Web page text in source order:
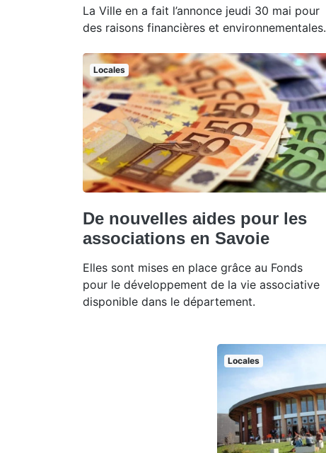
La Ville en a fait l’annonce jeudi 30 mai pour
des raisons financières et environnementales.
Locales
De nouvelles aides pour les
associations en Savoie
Elles sont mises en place grâce au Fonds
pour le développement de la vie associative
disponible dans le département.
Locales